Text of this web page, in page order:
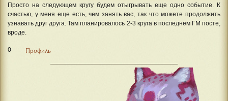
Просто на следующем кругу будем отыгрывать еще одно событие. К
счастью, у меня еще есть, чем занять вас, так что можете продолжить
узнавать друг друга. Там планировалось 2-3 круга в последнем ГМ посте,
вроде.
0 Профиль